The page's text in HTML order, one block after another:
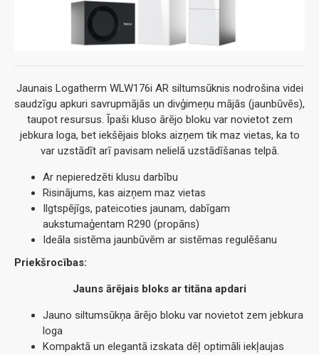
Jaunais Logatherm WLW176i AR siltumsūknis nodrošina videi
saudzīgu apkuri savrupmājās un divģimeņu mājās (jaunbūvēs),
taupot resursus. Īpaši kluso ārējo bloku var novietot zem
jebkura loga, bet iekšējais bloks aizņem tik maz vietas, ka to
var uzstādīt arī pavisam nelielā uzstādīšanas telpā.
Ar nepieredzēti klusu darbību
Risinājums, kas aizņem maz vietas
Ilgtspējīgs, pateicoties jaunam, dabīgam
aukstumaģentam R290 (propāns)
Ideāla sistēma jaunbūvēm ar sistēmas regulēšanu
Priekšrocības:
Jauns ārējais bloks ar titāna apdari
Jauno siltumsūkņa ārējo bloku var novietot zem jebkura
loga
Kompaktā un elegantā izskata dēļ optimāli iekļaujas